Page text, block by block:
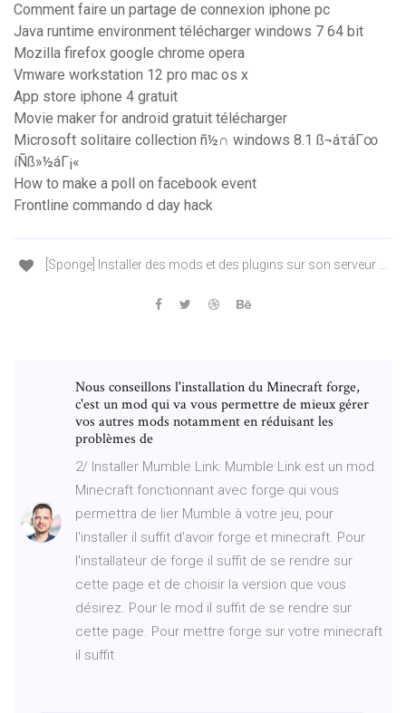
Comment faire un partage de connexion iphone pc
Java runtime environment télécharger windows 7 64 bit
Mozilla firefox google chrome opera
Vmware workstation 12 pro mac os x
App store iphone 4 gratuit
Movie maker for android gratuit télécharger
Microsoft solitaire collection ñ½∩ windows 8.1 ß¬áτáΓ∞
íÑß»½áΓ¡«
How to make a poll on facebook event
Frontline commando d day hack
[Sponge] Installer des mods et des plugins sur son serveur ...
Nous conseillons l'installation du Minecraft forge,
c'est un mod qui va vous permettre de mieux gérer
vos autres mods notamment en réduisant les
problèmes de
2/ Installer Mumble Link: Mumble Link est un mod
Minecraft fonctionnant avec forge qui vous
permettra de lier Mumble à votre jeu, pour
l'installer il suffit d'avoir forge et minecraft. Pour
l'installateur de forge il suffit de se rendre sur
cette page et de choisir la version que vous
désirez. Pour le mod il suffit de se rendre sur
cette page. Pour mettre forge sur votre minecraft
il suffit